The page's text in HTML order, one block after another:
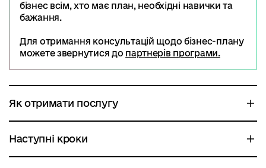
бізнес всім, хто має план, необхідні навички та
бажання.
Для отримання консультацій щодо бізнес-плану
можете звернутися до партнерів програми.
Як отримати послугу
Наступні кроки